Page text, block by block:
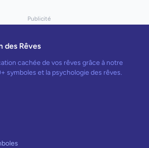
Publicité
des Rêves
cachée de vos rêves grâce à notre
symboles et la psychologie des rêves.